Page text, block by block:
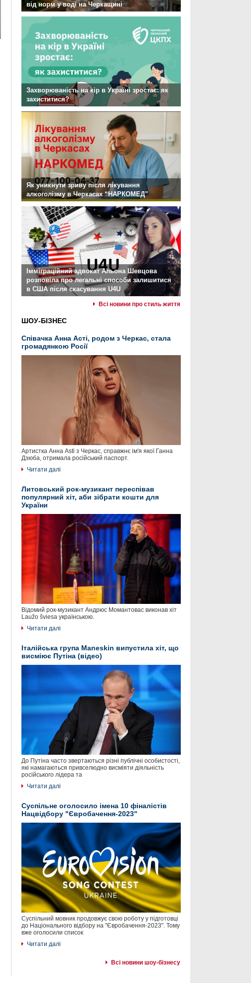
від норм у воді на Черкащині
Захворюваність на кір в Україні зростає: як
захиститися?
Як уникнути зриву після лікування
алкоголізму в Черкасах “НАРКОМЕД”
Імміграційний адвокат Альона Шевцова
розповіла про легальні способи залишитися
в США після скасування U4U
Всі новини про стиль життя
ШОУ-БІЗНЕС
Співачка Анна Асті, родом з Черкас, стала
громадянкою Росії
Артистка Анна Asti з Черкас, справжнє ім'я якої Ганна
Дзюба, отримала російський паспорт.
Читати далі
Литовський рок-музикант переспівав
популярний хіт, аби зібрати кошти для
України
Відомий рок-музикант Андрюс Момантовас виконав хіт
Laužo šviesa українською.
Читати далі
Італійська група Maneskin випустила хіт, що
висміює Путіна (відео)
До Путіна часто звертаються різні публічні особистості,
які намагаються привселюдно висміяти діяльність
російського лідера та
Читати далі
Суспільне оголосило імена 10 фіналістів
Нацвідбору "Євробачення-2023"
Суспільний мовник продовжує свою роботу у підготовці
до Національного відбору на "Євробачення-2023". Тому
вже оголосили список
Читати далі
Всі новини шоу-бізнесу